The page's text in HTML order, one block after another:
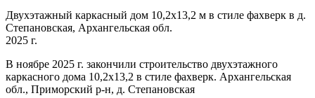
Двухэтажный каркасный дом 10,2х13,2 м в стиле фахверк в д.
Степановская, Архангельская обл.
2025 г.
В ноябре 2025 г. закончили строительство двухэтажного
каркасного дома 10,2х13,2 в стиле фахверк. Архангельская
обл., Приморский р-н, д. Степановская